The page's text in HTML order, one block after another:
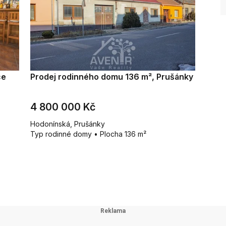
Prodej rodinného domu 136 m², Prušánky
4 800 000 Kč
Hodonínská, Prušánky
Typ rodinné domy • Plocha 136 m²